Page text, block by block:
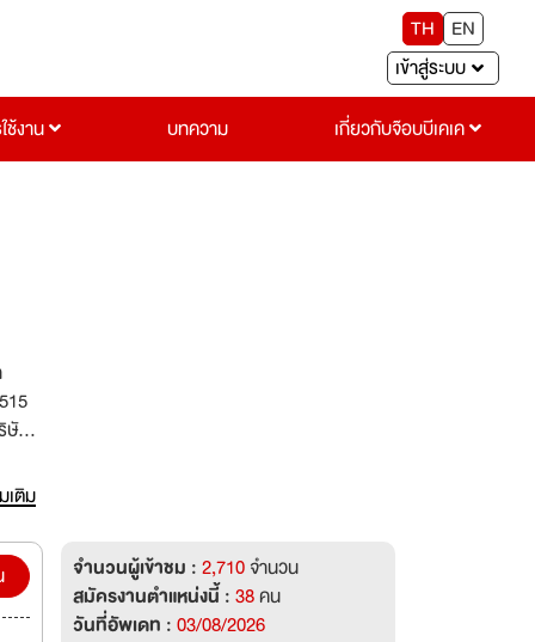
TH
EN
เข้าสู่ระบบ
ช้งาน
บทความ เกี่ยวกับจ๊อบบีเคเค
ทฯ
เติม
จำนวนผู้เข้าชม :2,710จำนวน
สมัครงานตำแหน่งนี้ :38คน
วันที่อัพเดท :03/08/2026